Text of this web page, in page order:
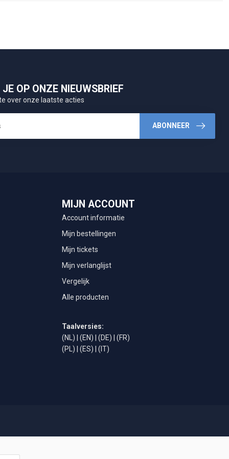
OP ONZE NIEUWSBRIEF
over onze laatste acties
ABONNEER
MIJN ACCOUNT
Account informatie
Mijn bestellingen
Mijn tickets
Mijn verlanglijst
Vergelijk
Alle producten
Taalversies:
(NL) | (EN) | (DE) | (FR)
(PL) | (ES) | (IT)